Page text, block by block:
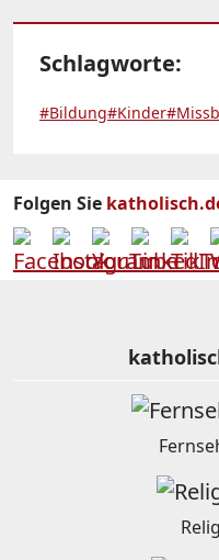
Schlagworte:
#Bildung#Kinder
Folgen Sie